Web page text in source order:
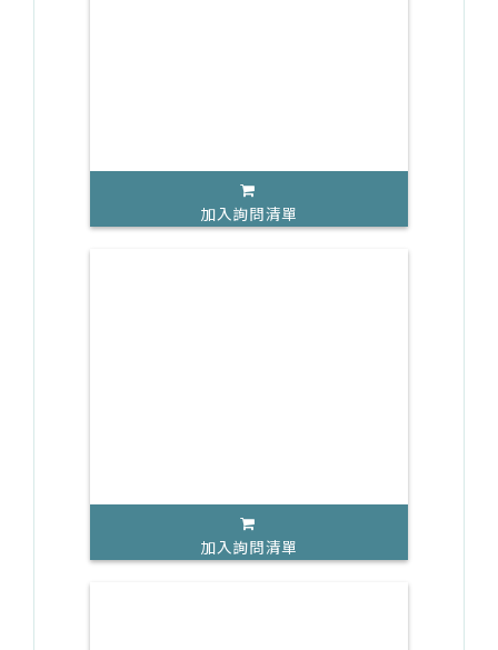
加入詢問清單
加入詢問清單